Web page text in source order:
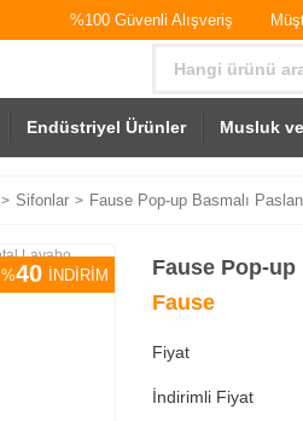
%100 Güvenli Alışveriş
Endüstriyel Ürünler Musluk
Sifonlar Fause Pop-up Basmalı
%40 İNDİRİM
Fause Pop-up
Fause
Fiyat
İndirimli Fiyat